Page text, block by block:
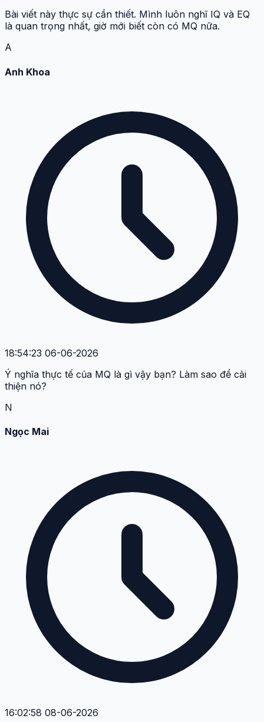
Bài viết này thực sự cần thiết. Mình luôn nghĩ IQ và EQ
là quan trọng nhất, giờ mới biết còn có MQ nữa.
A
Anh Khoa
18:54:23 06-06-2026
Ý nghĩa thực tế của MQ là gì vậy bạn? Làm sao để cải
thiện nó?
N
Ngọc Mai
16:02:58 08-06-2026